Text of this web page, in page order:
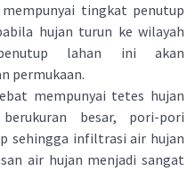
tingkat penutup
hujan turun ke wilayah
lahan ini akan
permukaan.
mempunyai tetes hujan
besar, pori-pori
sehingga infiltrasi air hujan
air hujan menjadi sangat